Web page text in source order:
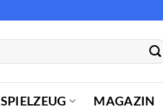
SPIELZEUG MAGAZIN